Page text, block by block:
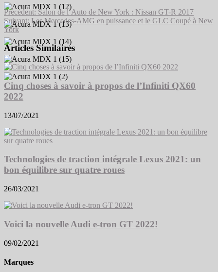
Précédent:Salon de l’Auto de New York : Nissan GT-R 2017
Suivant: Les Mercedes-AMG en puissance et le GLC Coupé à New
York
Articles Similaires
Cinq choses à savoir à propos de l’Infiniti QX60
2022
13/07/2021
Technologies de traction intégrale Lexus 2021: un
bon équilibre sur quatre roues
26/03/2021
Voici la nouvelle Audi e-tron GT 2022!
09/02/2021
Marques